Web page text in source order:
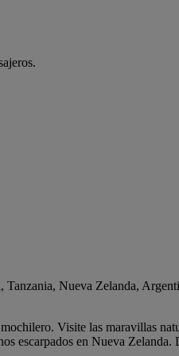
Nueva Zelanda,
Visite las maravillas
escarpados en Nueva